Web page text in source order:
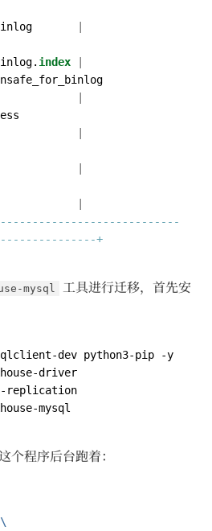
. index
mysql
工具进行迁移，首先安
个程序后台跑着：